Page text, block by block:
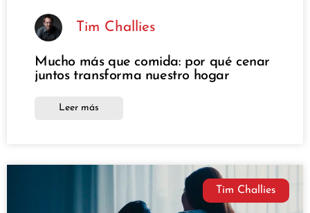
Tim Challies
Mucho más que comida: por qué cenar
juntos transforma nuestro hogar
Leer más
Tim Challies